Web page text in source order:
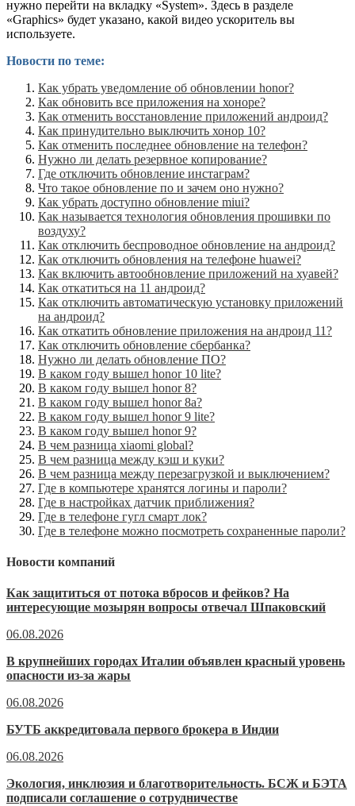
нужно перейти на вкладку «System». Здесь в разделе
«Graphics» будет указано, какой видео ускоритель вы
используете.
Новости по теме:
Как убрать уведомление об обновлении honor?
Как обновить все приложения на хоноре?
Как отменить восстановление приложений андроид?
Как принудительно выключить хонор 10?
Как отменить последнее обновление на телефон?
Нужно ли делать резервное копирование?
Где отключить обновление инстаграм?
Что такое обновление по и зачем оно нужно?
Как убрать доступно обновление miui?
Как называется технология обновления прошивки по
воздуху?
Как отключить беспроводное обновление на андроид?
Как отключить обновления на телефоне huawei?
Как включить автообновление приложений на хуавей?
Как откатиться на 11 андроид?
Как отключить автоматическую установку приложений
на андроид?
Как откатить обновление приложения на андроид 11?
Как отключить обновление сбербанка?
Нужно ли делать обновление ПО?
В каком году вышел honor 10 lite?
В каком году вышел honor 8?
В каком году вышел honor 8a?
В каком году вышел honor 9 lite?
В каком году вышел honor 9?
В чем разница xiaomi global?
В чем разница между кэш и куки?
В чем разница между перезагрузкой и выключением?
Где в компьютере хранятся логины и пароли?
Где в настройках датчик приближения?
Где в телефоне гугл смарт лок?
Где в телефоне можно посмотреть сохраненные пароли?
Новости компаний
Как защититься от потока вбросов и фейков? На
интересующие мозырян вопросы отвечал Шпаковский
06.08.2026
В крупнейших городах Италии объявлен красный уровень
опасности из-за жары
06.08.2026
БУТБ аккредитовала первого брокера в Индии
06.08.2026
Экология, инклюзия и благотворительность. БСЖ и БЭТА
подписали соглашение о сотрудничестве